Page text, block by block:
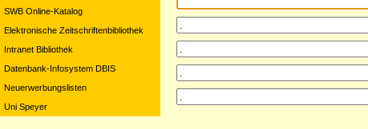
SWB Online-Katalog
Elektronische Zeitschriftenbibliothek
Intranet Bibliothek
Datenbank-Infosystem DBIS
Neuerwerbungslisten
Uni Speyer